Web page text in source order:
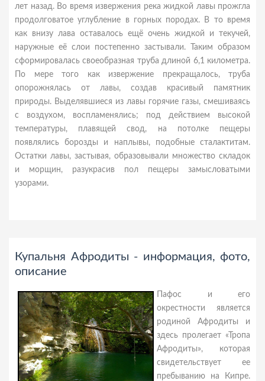
лет назад. Во время извержения река жидкой лавы прожгла
продолговатое углубление в горных породах. В то время
как внизу лава оставалось ещё очень жидкой и текучей,
наружные её слои постепенно застывали. Таким образом
сформировалась своеобразная труба длиной 6,1 километра.
По мере того как извержение прекращалось, труба
опорожнялась от лавы, создав красивый памятник
природы. Выделявшиеся из лавы горячие газы, смешиваясь
с воздухом, воспламенялись; под действием высокой
температуры, плавящей свод, на потолке пещеры
появлялись борозды и наплывы, подобные сталактитам.
Остатки лавы, застывая, образовывали множество складок
и морщин, разукрасив пол пещеры замысловатыми
узорами.
Купальня Афродиты - информация, фото,
описание
Пафос и его
окрестности является
родиной Афродиты и
здесь пролегает «Тропа
Афродиты», которая
свидетельствует ее
пребыванию на Кипре.